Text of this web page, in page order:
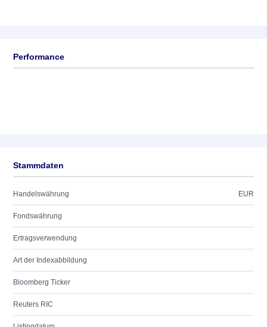
Performance
Stammdaten
Handelswährung EUR
Fondswährung
Ertragsverwendung
Art der Indexabbildung
Bloomberg Ticker
Reuters RIC